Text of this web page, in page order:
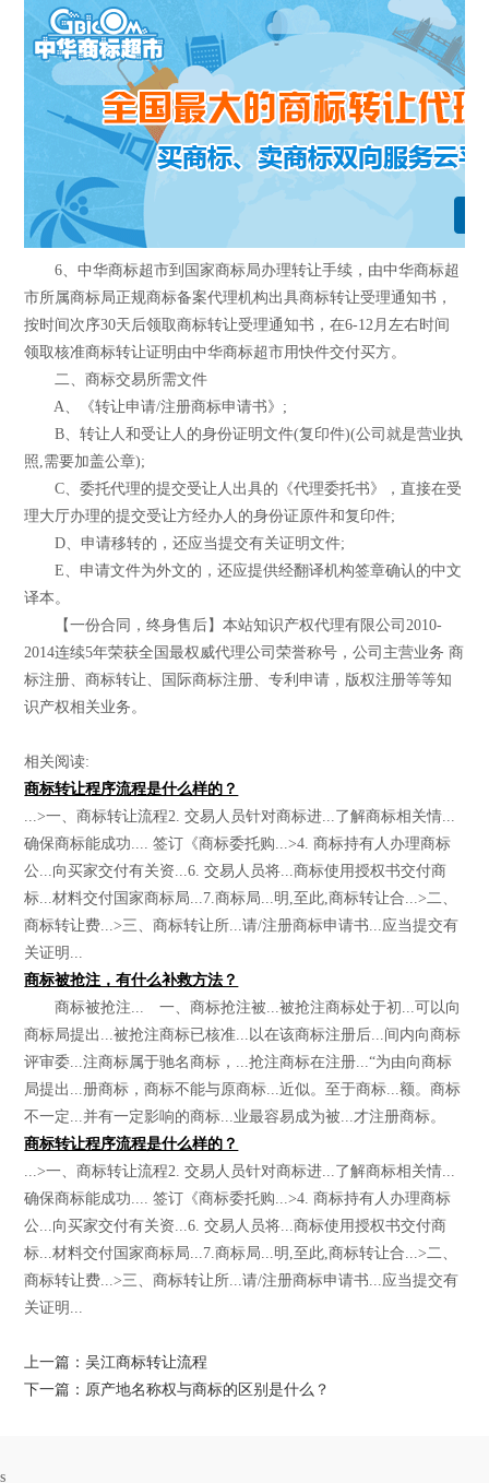
6、中华商标超市到国家商标局办理转让手续，由中华商标超
市所属商标局正规商标备案代理机构出具商标转让受理通知书，
按时间次序30天后领取商标转让受理通知书，在6-12月左右时间
领取核准商标转让证明由中华商标超市用快件交付买方。
二、商标交易所需文件
A、《转让申请/注册商标申请书》;
B、转让人和受让人的身份证明文件(复印件)(公司就是营业执
照,需要加盖公章);
C、委托代理的提交受让人出具的《代理委托书》，直接在受
理大厅办理的提交受让方经办人的身份证原件和复印件;
D、申请移转的，还应当提交有关证明文件;
E、申请文件为外文的，还应提供经翻译机构签章确认的中文
译本。
【一份合同，终身售后】本站知识产权代理有限公司2010-
2014连续5年荣获全国最权威代理公司荣誉称号，公司主营业务 商
标注册、商标转让、国际商标注册、专利申请，版权注册等等知
识产权相关业务。
相关阅读:
商标转让程序流程是什么样的？
...>一、商标转让流程2. 交易人员针对商标进...了解商标相关情...
确保商标能成功.... 签订《商标委托购...>4. 商标持有人办理商标
公...向买家交付有关资...6. 交易人员将...商标使用授权书交付商
标...材料交付国家商标局...7.商标局...明,至此,商标转让合...>二、
商标转让费...>三、商标转让所...请/注册商标申请书...应当提交有
关证明...
商标被抢注，有什么补救方法？
商标被抢注... 一、商标抢注被...被抢注商标处于初...可以向
商标局提出...被抢注商标已核准...以在该商标注册后...间内向商标
评审委...注商标属于驰名商标，...抢注商标在注册...“为由向商标
局提出...册商标，商标不能与原商标...近似。至于商标...额。商标
不一定...并有一定影响的商标...业最容易成为被...才注册商标。
商标转让程序流程是什么样的？
...>一、商标转让流程2. 交易人员针对商标进...了解商标相关情...
确保商标能成功.... 签订《商标委托购...>4. 商标持有人办理商标
公...向买家交付有关资...6. 交易人员将...商标使用授权书交付商
标...材料交付国家商标局...7.商标局...明,至此,商标转让合...>二、
商标转让费...>三、商标转让所...请/注册商标申请书...应当提交有
关证明...
上一篇：吴江商标转让流程
下一篇：原产地名称权与商标的区别是什么？
s